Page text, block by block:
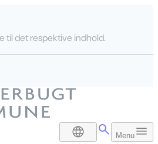
til det respektive indhold.
DA Menu